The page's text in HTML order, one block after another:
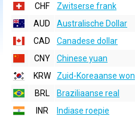
CHF
Zwitserse frank
AUD
Australische Dollar
CAD
Canadese dollar
CNY
Chinese yuan
KRW
Zuid-Koreaanse won
BRL
Braziliaanse real
INR
Indiase roepie